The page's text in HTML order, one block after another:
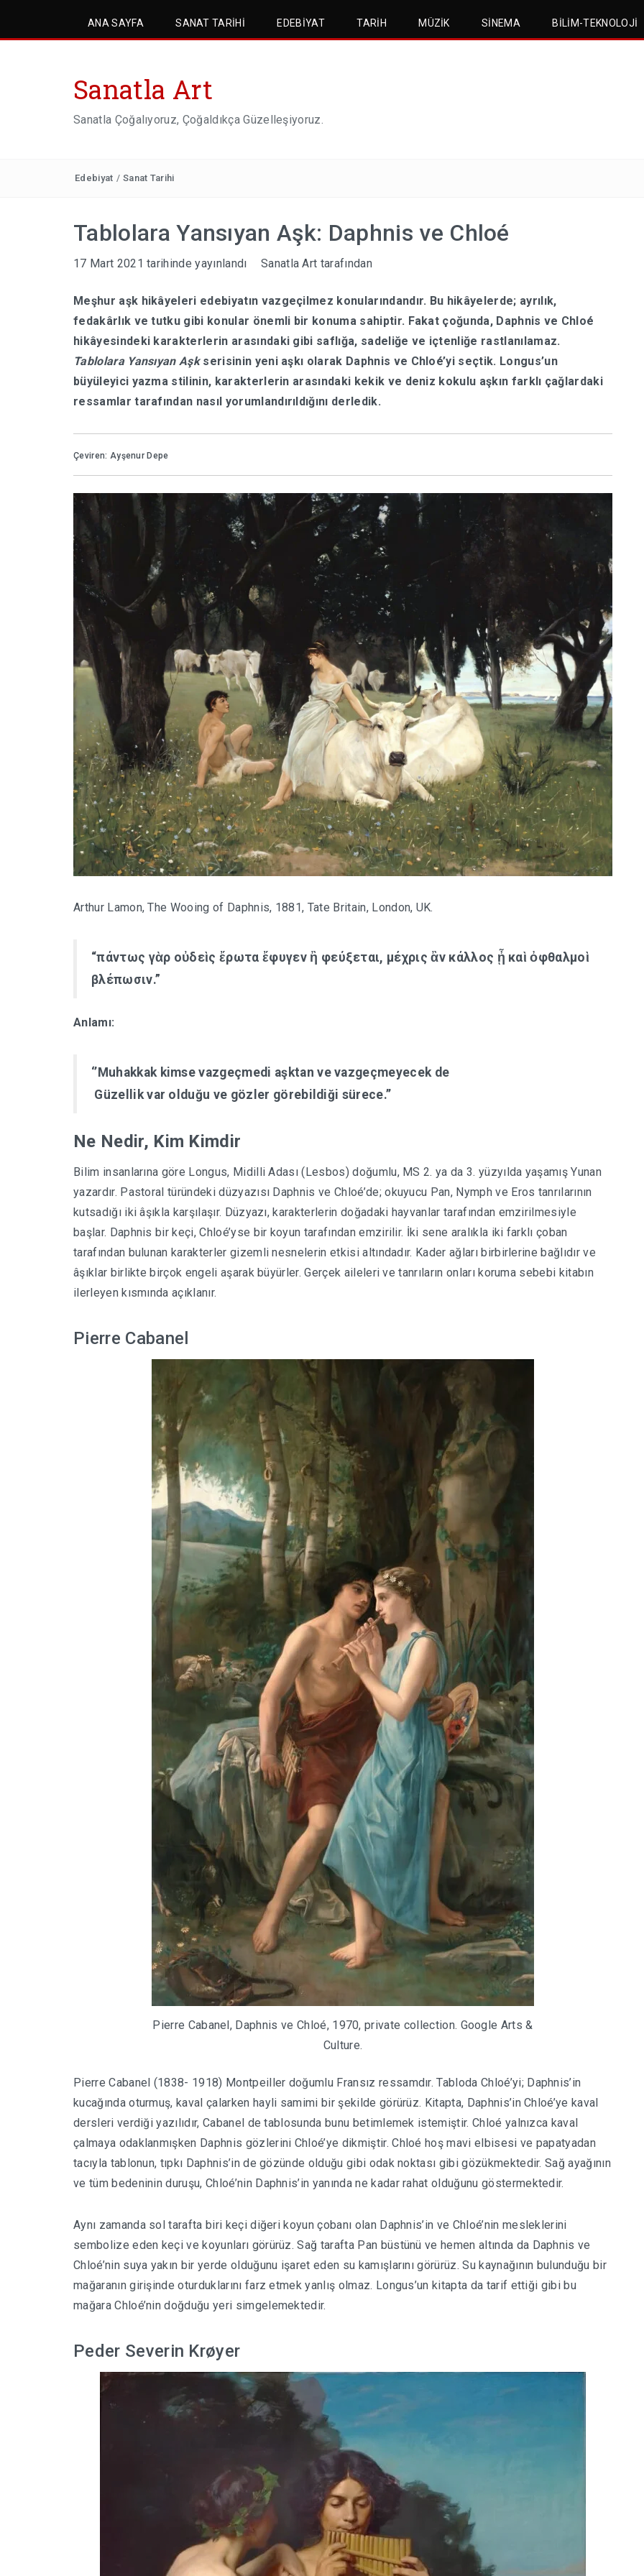
ANA SAYFA SANAT TARIHI EDEBIYAT TARIH MÜZIK SINEMA BILIM-TEKNOLOJI
Sanatla Art
Sanatla Çoğalıyoruz, Çoğaldıkça Güzelleşiyoruz.
Edebiyat / Sanat Tarihi
Tablolara Yansıyan Aşk: Daphnis ve Chloé
17 Mart 2021 tarihinde yayınlandı Sanatla Art tarafından
Meşhur aşk hikâyeleri edebiyatın vazgeçilmez konularındandır. Bu hikâyelerde; ayrılık,
fedakârlık ve tutku gibi konular önemli bir konuma sahiptir. Fakat çoğunda, Daphnis ve Chloé
hikâyesindeki karakterlerin arasındaki gibi saflığa, sadeliğe ve içtenliğe rastlanılamaz.
Tablolara Yansıyan Aşkserisinin yeni aşkı olarak Daphnis ve Chloé’yi seçtik. Longus’un
büyüleyici yazma stilinin, karakterlerin arasındaki kekik ve deniz kokulu aşkın farklı çağlardaki
ressamlar tarafından nasıl yorumlandırıldığını derledik.
Çeviren: Ayşenur Depe
Arthur Lamon, The Wooing of Daphnis, 1881, Tate Britain, London, UK.
“πάντως γὰρ οὐδεὶς ἔρωτα ἔφυγεν ἢ φεύξεται, μέχρις ἂν κάλλος ᾖ καὶ ὀφθαλμοὶ
βλέπωσιν.”
Anlamı:
‘’Muhakkak kimse vazgeçmedi aşktan ve vazgeçmeyecek de
Güzellik var olduğu ve gözler görebildiği sürece.’’
Ne Nedir, Kim Kimdir
Bilim insanlarına göre Longus, Midilli Adası (Lesbos) doğumlu, MS 2. ya da 3. yüzyılda yaşamış Yunan
yazardır. Pastoral türündeki düzyazısı Daphnis ve Chloé’de; okuyucu Pan, Nymph ve Eros tanrılarının
kutsadığı iki âşıkla karşılaşır. Düzyazı, karakterlerin doğadaki hayvanlar tarafından emzirilmesiyle
başlar. Daphnis bir keçi, Chloé’yse bir koyun tarafından emzirilir. İki sene aralıkla iki farklı çoban
tarafından bulunan karakterler gizemli nesnelerin etkisi altındadır. Kader ağları birbirlerine bağlıdır ve
âşıklar birlikte birçok engeli aşarak büyürler. Gerçek aileleri ve tanrıların onları koruma sebebi kitabın
ilerleyen kısmında açıklanır.
Pierre Cabanel
Pierre Cabanel, Daphnis ve Chloé, 1970, private collection. Google Arts &
Culture.
Pierre Cabanel (1838- 1918) Montpeiller doğumlu Fransız ressamdır. Tabloda Chloé’yi; Daphnis’in
kucağında oturmuş, kaval çalarken hayli samimi bir şekilde görürüz. Kitapta, Daphnis’in Chloé’ye kaval
dersleri verdiği yazılıdır, Cabanel de tablosunda bunu betimlemek istemiştir. Chloé yalnızca kaval
çalmaya odaklanmışken Daphnis gözlerini Chloé’ye dikmiştir. Chloé hoş mavi elbisesi ve papatyadan
tacıyla tablonun, tıpkı Daphnis’in de gözünde olduğu gibi odak noktası gibi gözükmektedir. Sağ ayağının
ve tüm bedeninin duruşu, Chloé’nin Daphnis’in yanında ne kadar rahat olduğunu göstermektedir.
Aynı zamanda sol tarafta biri keçi diğeri koyun çobanı olan Daphnis’in ve Chloé’nin mesleklerini
sembolize eden keçi ve koyunları görürüz. Sağ tarafta Pan büstünü ve hemen altında da Daphnis ve
Chloé’nin suya yakın bir yerde olduğunu işaret eden su kamışlarını görürüz. Su kaynağının bulunduğu bir
mağaranın girişinde oturduklarını farz etmek yanlış olmaz. Longus’un kitapta da tarif ettiği gibi bu
mağara Chloé’nin doğduğu yeri simgelemektedir.
Peder Severin Krøyer